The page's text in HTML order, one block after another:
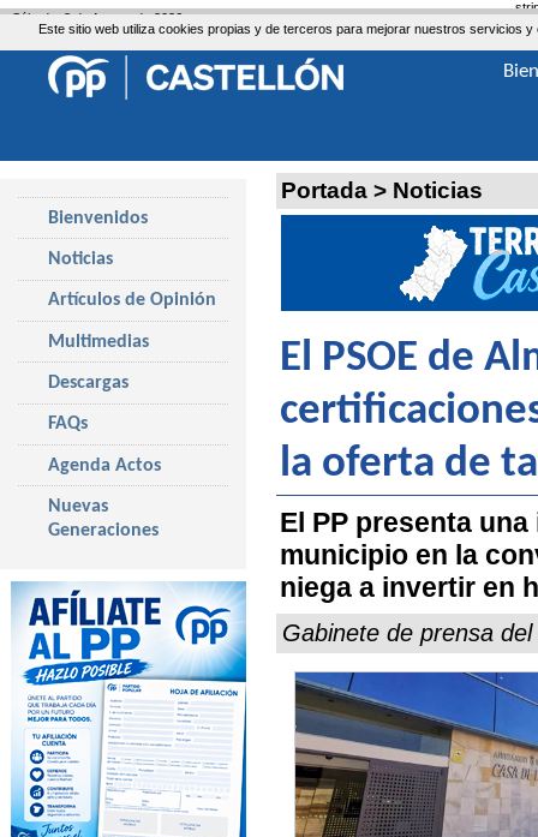
Este sitio web utiliza cookies propias y de terceros para mejorar nuestros servicios
Portada > Noticias
El PSOE de
la oferta de
El PP presenta
municipio en la
niega a invertir en
Gabinete de prensa
Bienvenidos
Noticias
Artículos de Opinión
Multimedias
Descargas
FAQs
Agenda Actos
Nuevas
Generaciones
Sábado, 8 de Agosto de 2026